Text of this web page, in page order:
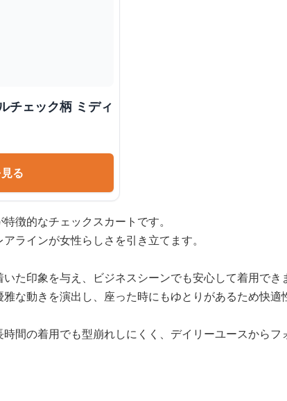
チェック柄 ミディ
る
徴的なチェックスカートです。
ラインが女性らしさを引き立てます。
た印象を与え、ビジネスシーンでも安心して着用でき
な動きを演出し、座った時にもゆとりがあるため快
間の着用でも型崩れしにくく、デイリーユースから